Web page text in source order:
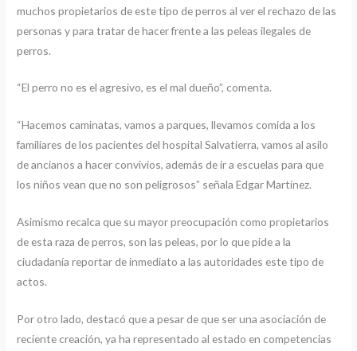
muchos propietarios de este tipo de perros al ver el rechazo de las
personas y para tratar de hacer frente a las peleas ilegales de
perros.
“El perro no es el agresivo, es el mal dueño”, comenta.
“Hacemos caminatas, vamos a parques, llevamos comida a los
familiares de los pacientes del hospital Salvatierra, vamos al asilo
de ancianos a hacer convivios, además de ir a escuelas para que
los niños vean que no son peligrosos” señala Edgar Martínez.
Asimismo recalca que su mayor preocupación como propietarios
de esta raza de perros, son las peleas, por lo que pide a la
ciudadanía reportar de inmediato a las autoridades este tipo de
actos.
Por otro lado, destacó que a pesar de que ser una asociación de
reciente creación, ya ha representado al estado en competencias